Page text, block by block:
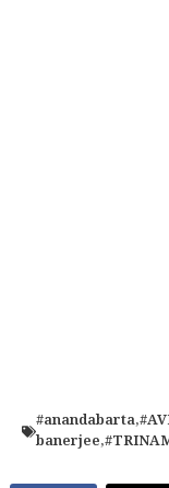
#anandabarta,
banerjee,